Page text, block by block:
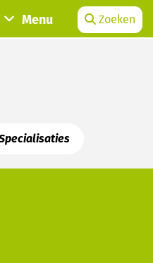
Menu Zoeken